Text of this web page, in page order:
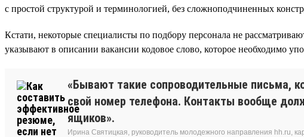
с простой структурой и терминологией, без сложноподчиненных
Кстати, некоторые специалисты по подбору персонала не
указывают в описании вакансии кодовое слово, которое необходимо
«Бывают такие сопроводительные письма,
свой номер телефона. Контакты вообще
ящиков».
Ирина Святицкая, руководитель молодежного направления hh.ru,